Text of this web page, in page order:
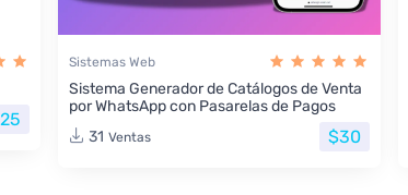
Sistemas Web
Sistema Generador de Catálogos de Venta
por WhatsApp con Pasarelas de Pagos
31 Ventas $30